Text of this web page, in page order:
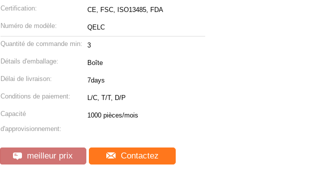
Certification: CE, FSC, ISO13485, FDA
Numéro de modèle: QELC
Quantité de commande min: 3
Détails d'emballage: Boîte
Délai de livraison: 7days
Conditions de paiement: L/C, T/T, D/P
Capacité
d'approvisionnement:
1000 pièces/mois
meilleur prix Contactez